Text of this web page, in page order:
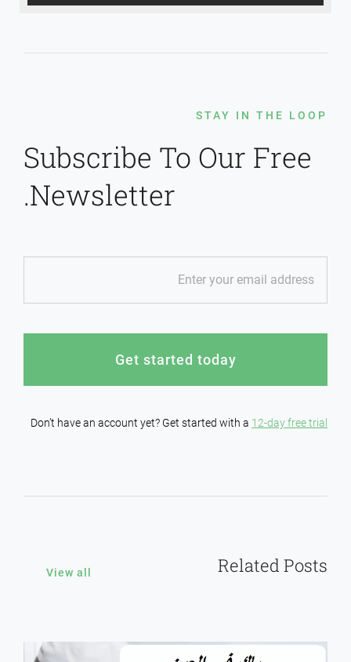
STAY IN THE LOOP
Subscribe To Our Free
Newsletter.
Get started today
Don’t have an account yet? Get started with a 12-day free trial
Related Posts
View all